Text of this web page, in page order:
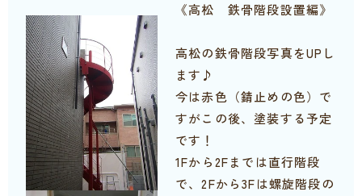
《高松 鉄骨階段設置編》
高松の鉄骨階段写真をUPし
ます♪
今は赤色（錆止めの色）で
すがこの後、塗装する予定
です！
1Fから2Fまでは直行階段
で、2Fから3Fは螺旋階段の